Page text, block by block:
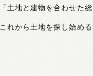
「土地と建物を合わせた
これから土地を探し始め